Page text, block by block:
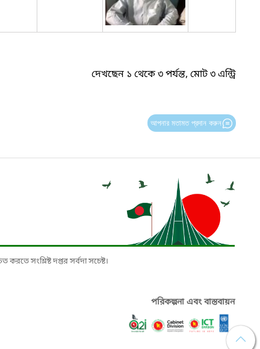
দেখছেন ১ থেকে ৩ পর্যন্ত, মোট ৩ এন্ট্রি
আপনার মতামত প্রদান করুন
সংশ্লিষ্ট দপ্তর সর্বদা সচেষ্ট।
পরিকল্পনা এবং বাস্তবায়ন